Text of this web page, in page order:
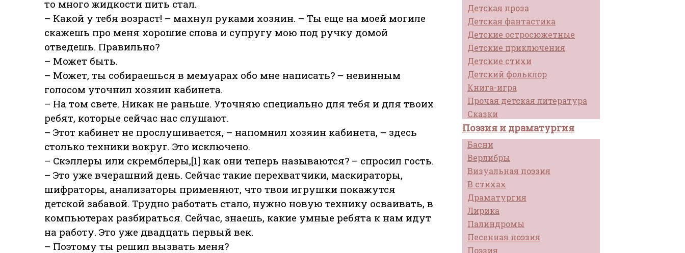
Детская проза
Детская фантастика
Детские остросюжетные
Детские приключения
Детские стихи
Детский фольклор
Книга-игра
Прочая детская литература
Сказки
Поэзия и драматургия
Басни
Верлибры
Визуальная поэзия
В стихах
Драматургия
Лирика
Палиндромы
Песенная поэзия
Поэзия
то много жидкости пить стал.
– Какой у тебя возраст! – махнул руками хозяин. – Ты еще на моей могиле
скажешь про меня хорошие слова и супругу мою под ручку домой
отведешь. Правильно?
– Может быть.
– Может, ты собираешься в мемуарах обо мне написать? – невинным
голосом уточнил хозяин кабинета.
– На том свете. Никак не раньше. Уточняю специально для тебя и для твоих
ребят, которые сейчас нас слушают.
– Этот кабинет не прослушивается, – напомнил хозяин кабинета, – здесь
столько техники вокруг. Это исключено.
– Скэллеры или скремблеры,[1] как они теперь называются? – спросил гость.
– Это уже вчерашний день. Сейчас такие перехватчики, маскираторы,
шифраторы, анализаторы применяют, что твои игрушки покажутся
детской забавой. Трудно работать стало, нужно новую технику осваивать, в
компьютерах разбираться. Сейчас, знаешь, какие умные ребята к нам идут
на работу. Это уже двадцать первый век.
– Поэтому ты решил вызвать меня?